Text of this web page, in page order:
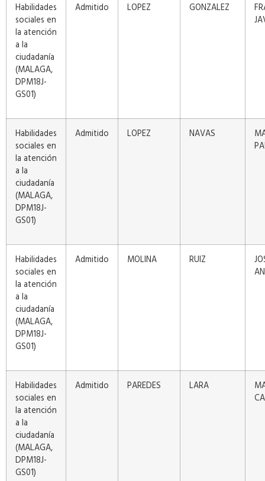
Habilidades
sociales en
la atención
a la
ciudadanía
(MALAGA,
DPM18J-
GS01)
Admitido LOPEZ GONZALEZ
Habilidades
sociales en
la atención
a la
ciudadanía
(MALAGA,
DPM18J-
GS01)
Admitido LOPEZ NAVAS
Habilidades
sociales en
la atención
a la
ciudadanía
(MALAGA,
DPM18J-
GS01)
Admitido MOLINA RUIZ
Habilidades
sociales en
la atención
a la
ciudadanía
(MALAGA,
DPM18J-
GS01)
Admitido PAREDES LARA